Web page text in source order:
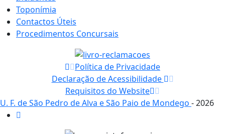
Toponímia
Contactos Úteis
Procedimentos Concursais
Política de Privacidade
Declaração de Acessibilidade
Requisitos do Website
U. F. de São Pedro de Alva e São Paio de Mondego - 2026